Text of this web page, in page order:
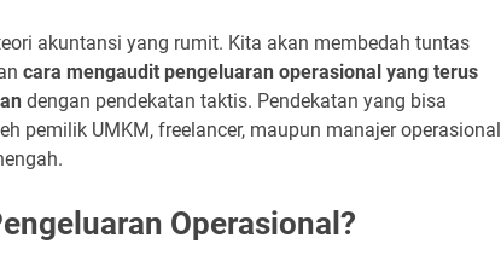
akuntansi yang rumit. Kita akan membedah tuntas
cara mengaudit pengeluaran operasional yang terus
dengan pendekatan taktis. Pendekatan yang bisa
pemilik UMKM, freelancer, maupun manajer operasional
Operasional?